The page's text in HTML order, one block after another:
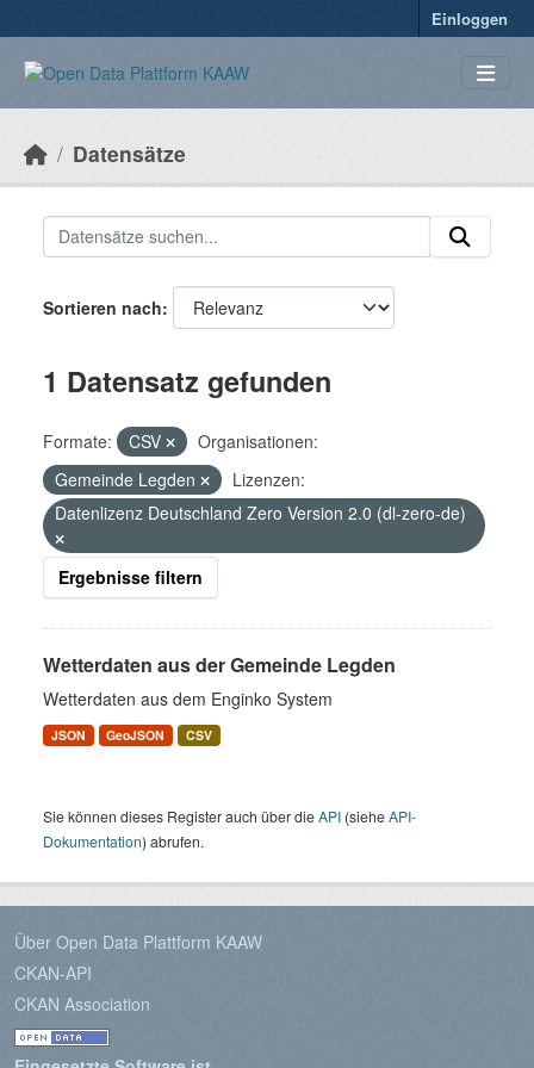
Einloggen
Datensätze
Sortieren nach
1 Datensatz gefunden
Formate: CSV
Organisationen:
Gemeinde Legden
Lizenzen:
Datenlizenz Deutschland Zero Version 2.0 (dl-zero-de)
Ergebnisse filtern
Wetterdaten aus der Gemeinde Legden
Wetterdaten aus dem Enginko System
JSON GeoJSON CSV
Sie können dieses Register auch über dieAPI (sieheAPI-
Dokumentation) abrufen.
Über Open Data Plattform KAAW
CKAN-API
CKAN Association